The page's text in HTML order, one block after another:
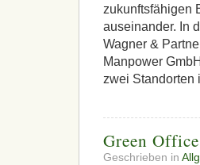
zukunftsfähigen
auseinander. In
Wagner &
Manpower
zwei Standorten
Green
Geschrieben in